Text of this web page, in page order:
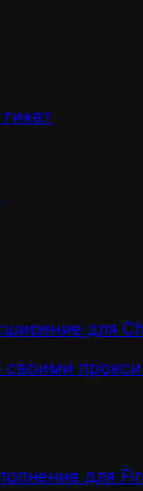
для
своими
для